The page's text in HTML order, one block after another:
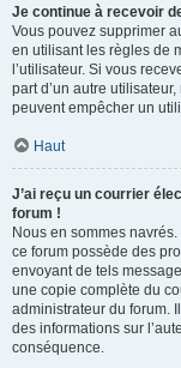
Je continue à recevoir
Vous pouvez supprimer
en utilisant les règles de
l’utilisateur. Si vous
part d’un autre
peuvent empêcher un
Haut
J’ai reçu un courrier
forum !
Nous en sommes
ce forum possède des
envoyant de tels
une copie complète du
administrateur du forum.
des informations sur
conséquence.